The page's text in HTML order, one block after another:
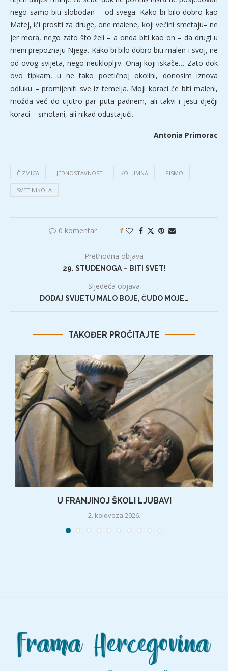
nego samo biti slobodan – od svega. Kako bi bilo dobro kao
Matej, ići prositi za druge, one malene, koji većini smetaju– ne
jer mora, nego zato što želi – a onda biti kao on – da drugi u
meni prepoznaju Njega. Kako bi bilo dobro biti malen i svoj, ne
od ovog svijeta, nego neuklopljiv. Onaj koji iskače… Zato dok
ovo tipkam, u ne tako poetičnoj okolini, donosim iznova
odluku – promijeniti sve iz temelja. Moji koraci će biti maleni,
možda već do ujutro par puta padnem, ali takvi i jesu dječji
koraci – smotani, ali nikad odustajući.
Antonia Primorac
ČIZMICA JEDNOSTAVNOST KOLUMNA PISMO
SVETINIKOLA
0 komentar 1
Prethodna objava
29. STUDENOGA – BITI SVET!
Sljedeća objava
DODAJ SVIJETU MALO BOJE, ČUDO MOJE…
TAKOĐER PROČITAJTE
U FRANJINOJ ŠKOLI LJUBAVI
2. kolovoza 2026.